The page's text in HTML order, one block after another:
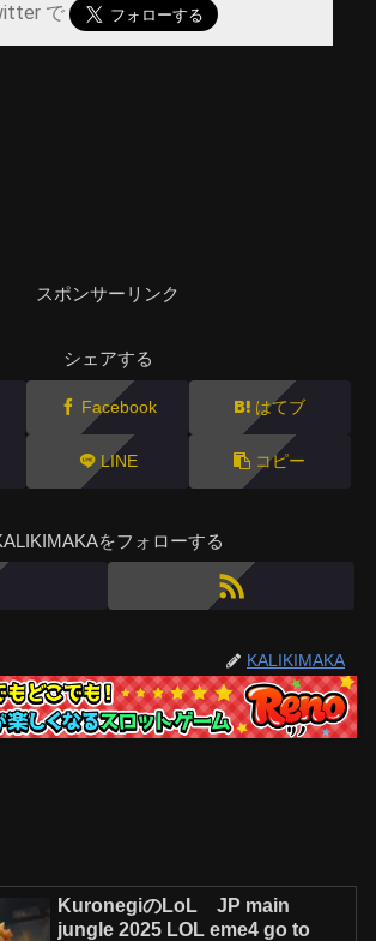
で
スポンサーリンク
シェアする
Facebook はてブ
LINE コピー
をフォローする
KALIKIMAKA
KuronegiのLoL JP main
jungle 2025 LOL eme4 go to